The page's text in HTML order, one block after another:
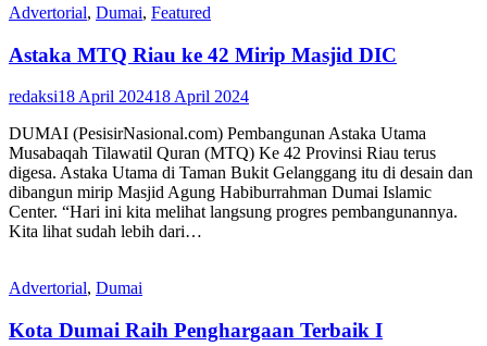
Advertorial, Dumai, Featured
Astaka MTQ Riau ke 42 Mirip Masjid DIC
redaksi18 April 202418 April 2024
DUMAI (PesisirNasional.com) Pembangunan Astaka Utama
Musabaqah Tilawatil Quran (MTQ) Ke 42 Provinsi Riau terus
digesa. Astaka Utama di Taman Bukit Gelanggang itu di desain dan
dibangun mirip Masjid Agung Habiburrahman Dumai Islamic
Center. “Hari ini kita melihat langsung progres pembangunannya.
Kita lihat sudah lebih dari…
Advertorial, Dumai
Kota Dumai Raih Penghargaan Terbaik I